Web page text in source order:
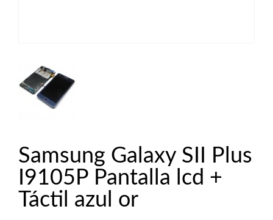
Samsung Galaxy SII Plus
I9105P Pantalla lcd +
Táctil azul or